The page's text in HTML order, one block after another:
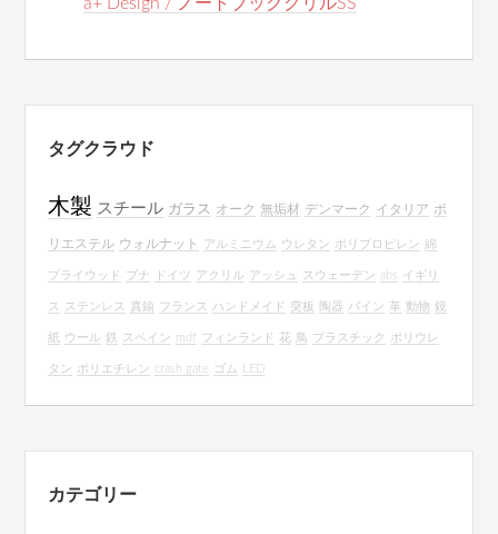
タグクラウド
木製 スチール ガラス オーク 無垢材 デンマーク イタリア ポ
リエステル ウォルナット アルミニウム ウレタン ポリプロピレン 綿
プライウッド ブナ ドイツ アクリル アッシュ スウェーデン abs イギリ
ス ステンレス 真鍮 フランス ハンドメイド 突板 陶器 パイン 革 動物 鏡
紙 ウール 鉄 スペイン mdf フィンランド 花 鳥 プラスチック ポリウレ
タン ポリエチレン crash gate ゴム LED
カテゴリー